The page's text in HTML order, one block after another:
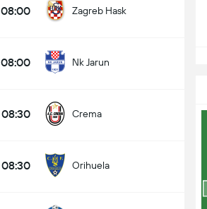
08:00 Zagreb Hask
08:00 Nk Jarun
08:30 Crema
08:30 Orihuela